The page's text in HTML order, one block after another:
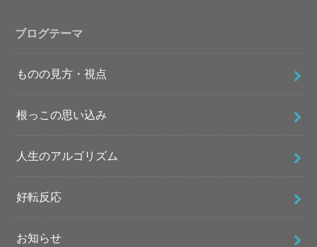
ブログテーマ
ものの見方・視点
根っこの思い込み
人生のアルゴリズム
好転反応
お知らせ